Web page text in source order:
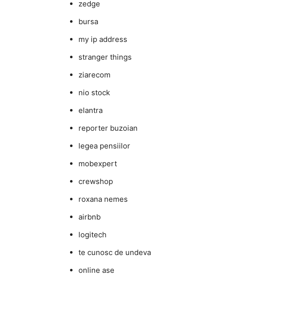
zedge
bursa
my ip address
stranger things
ziarecom
nio stock
elantra
reporter buzoian
legea pensiilor
mobexpert
crewshop
roxana nemes
airbnb
logitech
te cunosc de undeva
online ase